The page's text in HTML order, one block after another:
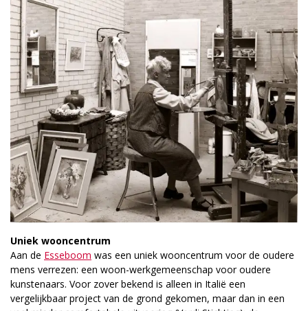
Uniek wooncentrum
Aan de Esseboom was een uniek wooncentrum voor de oudere
mens verrezen: een woon-werkgemeenschap voor oudere
kunstenaars. Voor zover bekend is alleen in Italië een
vergelijkbaar project van de grond gekomen, maar dan in een